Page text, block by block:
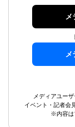
メ
メ
メディアユー
イベント・記者会
※内容は